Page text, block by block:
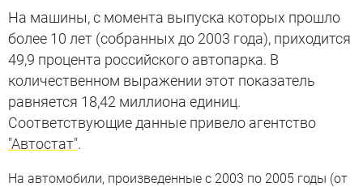
На машины, с момента выпуска которых прошло
более 10 лет (собранных до 2003 года), приходится
49,9 процента российского автопарка. В
количественном выражении этот показатель
равняется 18,42 миллиона единиц.
Соответствующие данные привело агентство
"Автостат".
На автомобили, произведенные с 2003 по 2005 годы (от